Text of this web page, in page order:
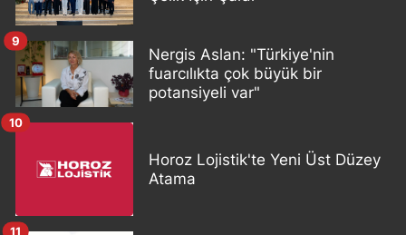
Nergis Aslan: "Türkiye'nin
fuarcılıkta çok büyük bir
potansiyeli var"
9
Horoz Lojistik'te Yeni Üst Düzey
Atama
10
11